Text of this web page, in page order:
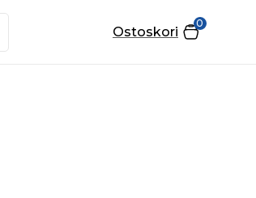
0
Ostoskori